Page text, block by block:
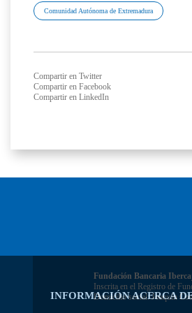
INFORMACIÓN ACERCA
Comunidad Autónoma de Extremadura
Compartir en Twitter
Compartir en Facebook
Compartir en LinkedIn
Fundación Bancaria
Inscrita en el Registro de
Domicilio social: Joaquín